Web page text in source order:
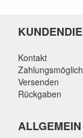
Kontakt
Versenden
Rückgaben
ALLGEMEIN